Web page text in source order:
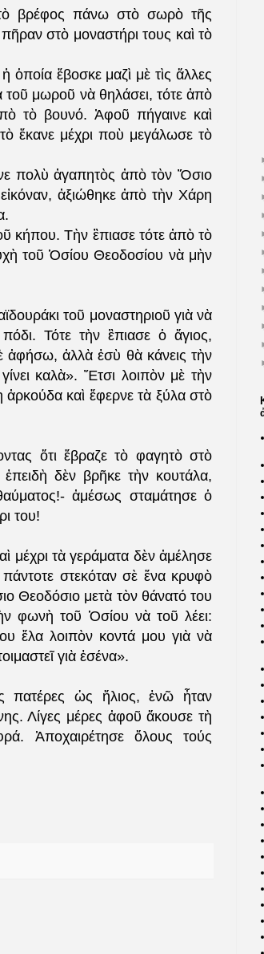
βρέφος πάνω στὸ σωρὸ τῆς
στὸ μοναστήρι τους καὶ τὸ
ἔβοσκε μαζὶ μὲ τὶς ἄλλες
μωροῦ νὰ θηλάσει, τότε ἀπὸ
τὸ βουνό. Ἀφοῦ πήγαινε καὶ
ἔκανε μέχρι ποὺ μεγάλωσε τὸ
πολὺ ἀγαπητὸς ἀπὸ τὸν Ὅσιο
ἀξιώθηκε ἀπὸ τὴν Χάρη
κήπου. Τὴν ἒπιασε τότε ἀπὸ τὸ
τοῦ Ὁσίου Θεοδοσίου νὰ μὴν
τοῦ μοναστηριοῦ γιὰ νὰ
Τότε τὴν ἒπιασε ὁ ἅγιος,
ἀφήσω, ἀλλὰ ἐσὺ θὰ κάνεις τὴν
καλὰ». Ἔτσι λοιπὸν μὲ τὴν
καὶ ἔφερνε τὰ ξύλα στὸ
ὅτι ἔβραζε τὸ φαγητὸ στὸ
δὲν βρῆκε τὴν κουτάλα,
ἀμέσως σταμάτησε ὁ
του!
μέχρι τὰ γεράματα δὲν ἀμέλησε
στεκόταν σὲ ἕνα κρυφὸ
Θεοδόσιο μετὰ τὸν θάνατό του
φωνὴ τοῦ Ὁσίου νὰ τοῦ λέει:
ἔλα λοιπὸν κοντά μου γιὰ νὰ
γιὰ ἐσένα».
πατέρες ὡς ἥλιος, ἐνῶ ἦταν
Λίγες μέρες ἀφοῦ ἄκουσε τὴ
Ἀποχαιρέτησε ὅλους τούς